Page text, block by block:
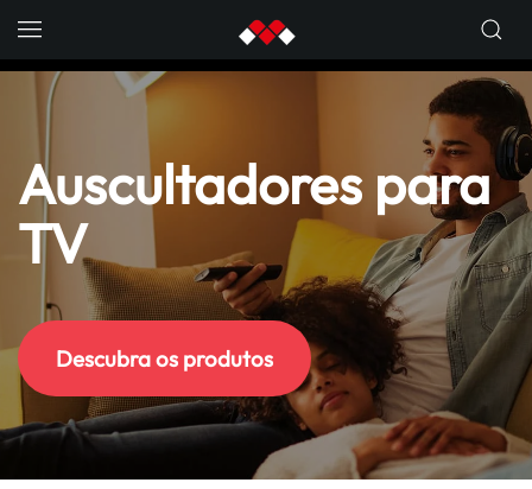
Skip to main content
Auscultadores para
TV
Descubra os produtos